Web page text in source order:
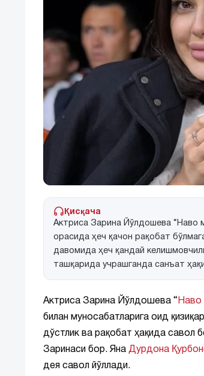
Қисқача
Актриса Зарина Йўлдошева “Наво
орасида ҳеч қачон рақобат
давомида ҳеч қандай
ташқарида учрашганда санъат
Актриса Зарина Йўлдошева “ Наво
билан муносабатларига оид
дўстлик ва рақобат ҳақида
Заринаси бор. Яна Дурдона
дея савол йўллади.